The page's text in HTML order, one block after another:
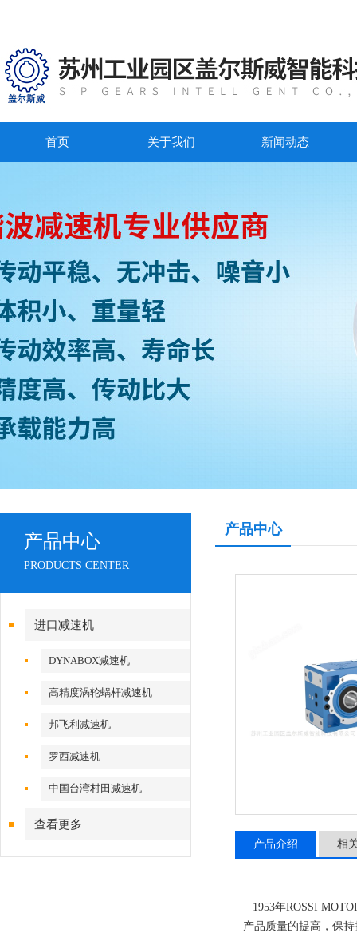
首页 关于我们 新闻动态
产品中心
PRODUCTS CENTER
进口减速机
DYNABOX减速机
高精度涡轮蜗杆减速机
邦飞利减速机
罗西减速机
中国台湾村田减速机
查看更多
产品中心
产品介绍 相
1953年ROSSI
产品质量的提高，保